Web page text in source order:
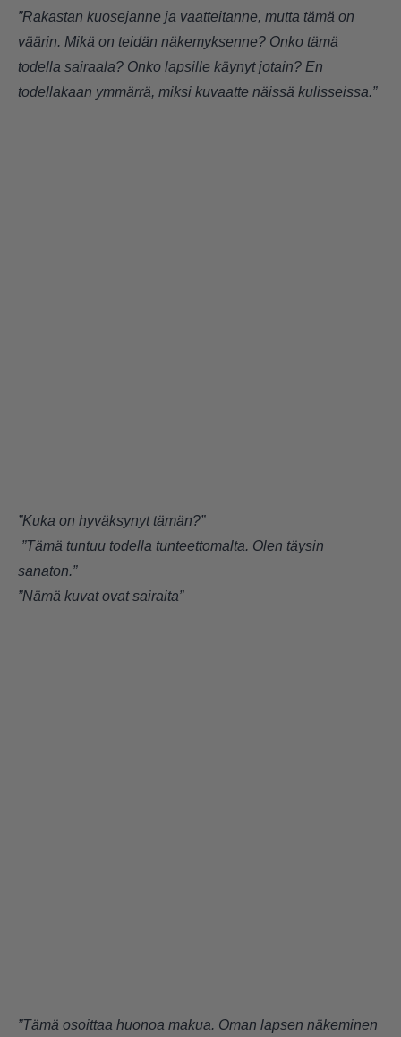
”Rakastan kuosejanne ja vaatteitanne, mutta tämä on
väärin. Mikä on teidän näkemyksenne? Onko tämä
todella sairaala? Onko lapsille käynyt jotain? En
todellakaan ymmärrä, miksi kuvaatte näissä kulisseissa.”
”Kuka on hyväksynyt tämän?”
”Tämä tuntuu todella tunteettomalta. Olen täysin
sanaton.”
”Nämä kuvat ovat sairaita”
”Tämä osoittaa huonoa makua. Oman lapsen näkeminen